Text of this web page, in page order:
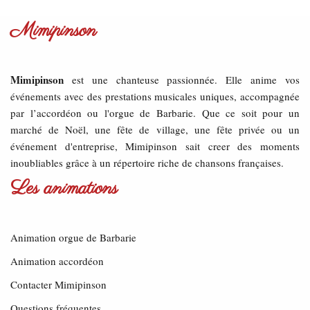
Mimipinson
Mimipinson est une chanteuse passionnée. Elle anime vos
événements avec des prestations musicales uniques, accompagnée
par l’accordéon ou l'orgue de Barbarie. Que ce soit pour un
marché de Noël, une fête de village, une fête privée ou un
événement d'entreprise, Mimipinson sait creer des moments
inoubliables grâce à un répertoire riche de chansons françaises.
Les animations
Animation orgue de Barbarie
Animation accordéon
Contacter Mimipinson